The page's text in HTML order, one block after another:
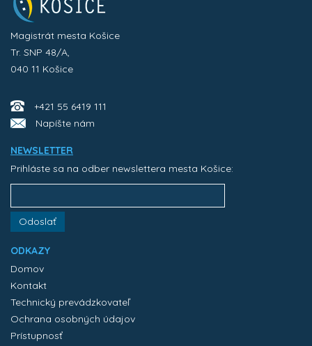
Magistrát mesta Košice
Tr. SNP 48/A,
040 11 Košice
+421 55 6419 111
Napíšte nám
NEWSLETTER
Prihláste sa na odber newslettera mesta Košice:
Odoslať
ODKAZY
Domov
Kontakt
Technický prevádzkovateľ
Ochrana osobných údajov
Prístupnosť